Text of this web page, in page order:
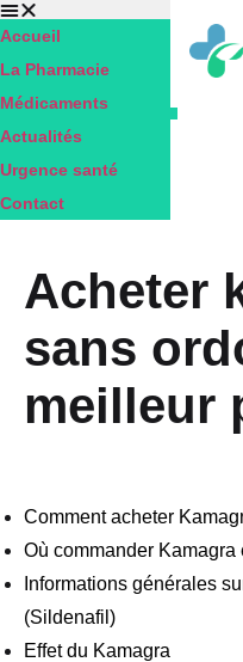
Accueil
La Pharmacie
Médicaments
Actualités
Urgence santé
Contact
Acheter
sans
meilleur
Comment acheter
Où commander
Informations générales
(Sildenafil)
Effet du Kamagra